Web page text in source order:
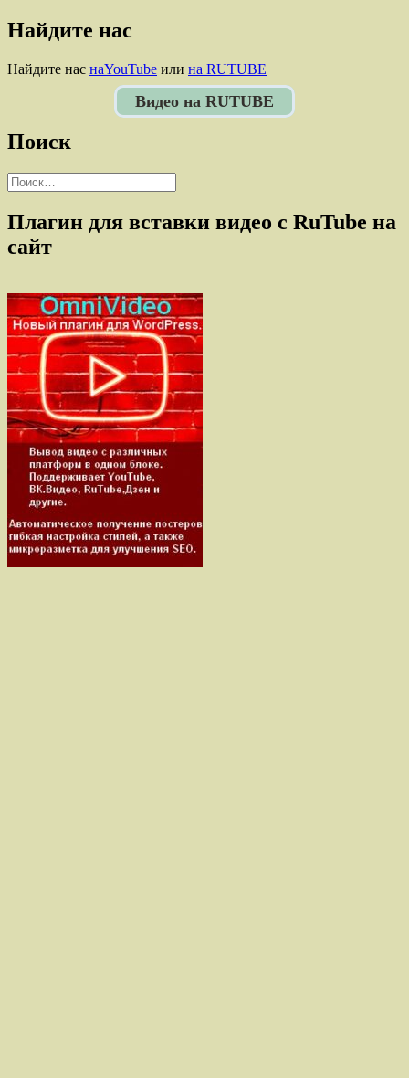
Найдите нас
Найдите нас наYouTube или на RUTUBE
Видео на RUTUBE
Поиск
Найти:
Плагин для вставки видео с RuTube на
сайт